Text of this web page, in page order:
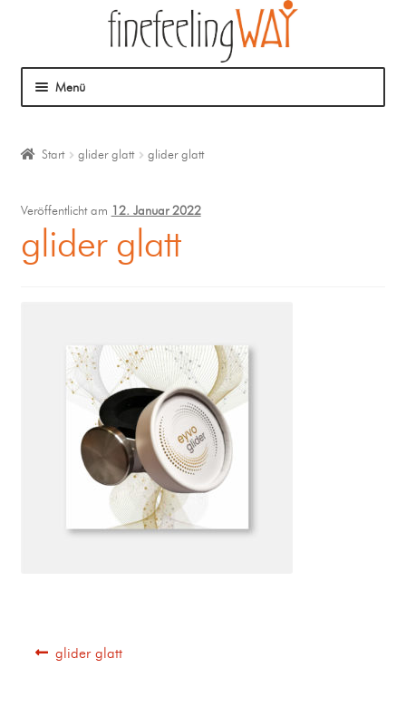
Menü
Coaching
Start glider glatt glider glatt
Veröffentlicht am 12. Januar 2022
glider glatt
glider glatt